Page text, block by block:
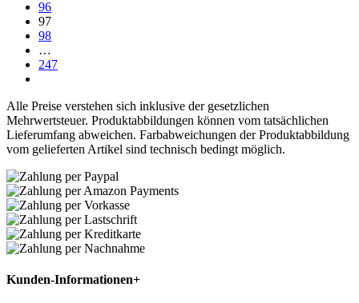
96
97
98
…
247
Alle Preise verstehen sich inklusive der gesetzlichen
Mehrwertsteuer. Produktabbildungen können vom tatsächlichen
Lieferumfang abweichen. Farbabweichungen der Produktabbildung
vom gelieferten Artikel sind technisch bedingt möglich.
Kunden-Informationen+